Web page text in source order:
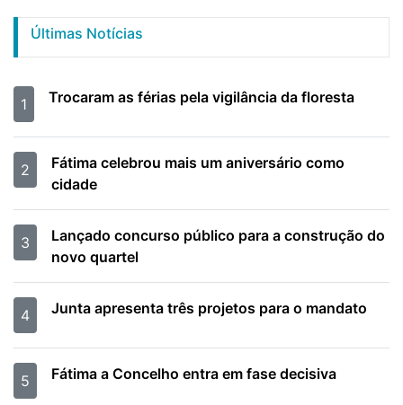
Últimas Notícias
1 Trocaram as férias pela vigilância da floresta
2
Fátima celebrou mais um aniversário como
cidade
3
Lançado concurso público para a construção do
novo quartel
4 Junta apresenta três projetos para o mandato
5 Fátima a Concelho entra em fase decisiva